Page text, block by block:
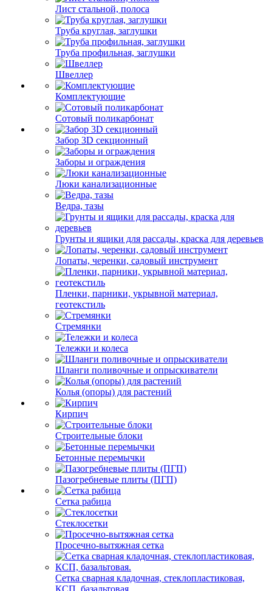
Лист стальной, полоса
Труба круглая, заглушки
Труба профильная, заглушки
Швеллер
Комплектующие
Сотовый поликарбонат
Забор 3D секционный
Заборы и ограждения
Люки канализационные
Ведра, тазы
Грунты и ящики для рассады, краска для деревьев
Лопаты, черенки, садовый инструмент
Пленки, парники, укрывной материал,
геотекстиль
Стремянки
Тележки и колеса
Шланги поливочные и опрыскиватели
Колья (опоры) для растений
Кирпич
Строительные блоки
Бетонные перемычки
Пазогребневые плиты (ПГП)
Сетка рабица
Стеклосетки
Просечно-вытяжная сетка
Сетка сварная кладочная, стеклопластиковая,
КСП, базальтовая.